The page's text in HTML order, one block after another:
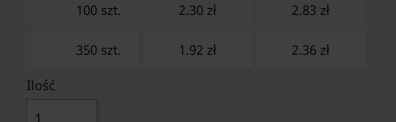
100 szt. 2.30 zł 2.83 zł
350 szt. 1.92 zł 2.36 zł
Ilość